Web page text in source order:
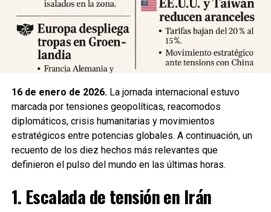
habilitado centros de atención para damnificados y piden a
la ciudadanía priorizar la seguridad y la cooperación con
los equipos de respuesta.
Fuente: 5to Poder Agencia de Noticias
16 de enero de 2026.La jornada internacional estuvo
marcada por tensiones geopolíticas, reacomodos
diplomáticos, crisis humanitarias y movimientos
estratégicos entre potencias globales. A continuación, un
recuento de los diez hechos más relevantes que
definieron el pulso del mundo en las últimas horas.
1. Escalada de tensión en Irán